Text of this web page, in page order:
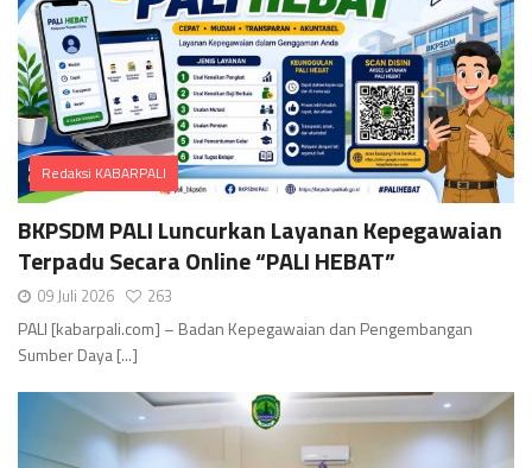
Redaksi KABARPALI
BKPSDM PALI Luncurkan Layanan Kepegawaian
Terpadu Secara Online “PALI HEBAT”
09 Juli 2026 263
PALI [kabarpali.com] – Badan Kepegawaian dan Pengembangan
Sumber Daya [...]